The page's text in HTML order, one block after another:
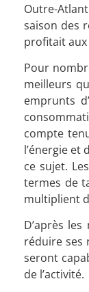
Outre-
saison des
profitait aux
Pour
meilleurs
emprunts
compte
l’énergie et
ce sujet.
termes de
multiplient
D’après
réduire ses
seront
de l’activité.